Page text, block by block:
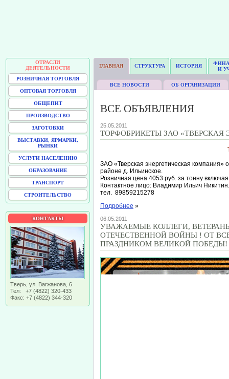
ОТРАСЛИ
ДЕЯТЕЛЬНОСТИ
РОЗНИЧНАЯ ТОРГОВЛЯ
ОПТОВАЯ ТОРГОВЛЯ
ОБЩЕПИТ
ПРОИЗВОДСТВО
ЗАГОТОВКИ
ВЫСТАВКИ, ЯРМАРКИ,
РЫНКИ
УСЛУГИ НАСЕЛЕНИЮ
ОБРАЗОВАНИЕ
ТРАНСПОРТ
СТРОИТЕЛЬСТВО
КОНТАКТЫ
Тверь, ул. Вагжанова, 6
Тел: +7 (4822) 320-433
Факс: +7 (4822) 344-320
ГЛАВНАЯ СТРУКТУРА ИСТОРИЯ
И
ВСЕ НОВОСТИ ОБ ОРГАНИЗАЦИИ
ВСЕ ОБЪЯВЛЕНИЯ
25.05.2011
ТОРФОБРИКЕТЫ ЗАО
ЗАО «Тверская энергетическая компания»
районе д. Ильинское.
Розничная цена 4053 руб. за тонну
Контактное лицо: Владимир Ильич Никитин.
тел. 89859215278
Подробнее »
06.05.2011
УВАЖАЕМЫЕ КОЛЛЕГИ,
ОТЕЧЕСТВЕННОЙ ВОЙНЫ ! ОТ
ПРАЗДНИКОМ ВЕЛИКОЙ ПОБЕДЫ!